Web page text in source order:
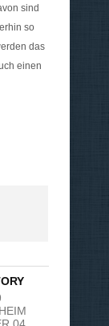
sind
so
das
einen
04